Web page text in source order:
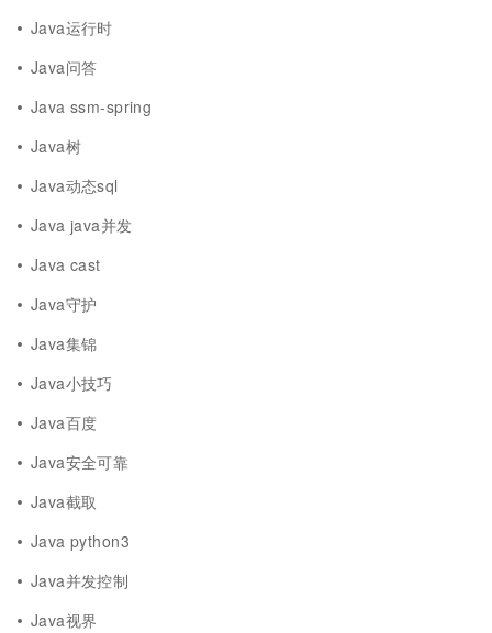
Java运行时
Java问答
Java ssm-spring
Java树
Java动态sql
Java java并发
Java cast
Java守护
Java集锦
Java小技巧
Java百度
Java安全可靠
Java截取
Java python3
Java并发控制
Java视界